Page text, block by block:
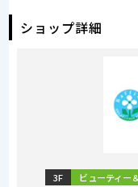
ショップ詳細
3F ビューティー